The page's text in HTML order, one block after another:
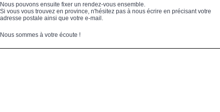
Nous pouvons ensuite fixer un rendez-vous ensemble.
Si vous vous trouvez en province, n'hésitez pas à nous écrire en précisant votre
adresse postale ainsi que votre e-mail.
Nous sommes à votre écoute !